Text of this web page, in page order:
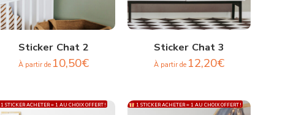
Sticker Chat 2
À partir de 10,50€
Sticker Chat 3
À partir de 12,20€
1 STICKER ACHETER = 1 AU CHOIX OFFERT ! 1 STICKER ACHETER = 1 AU CHOIX OFFERT !